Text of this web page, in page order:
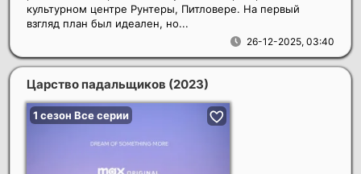
26-12-2025, 03:40
культурном центре Рунтеры, Питловере. На первый
взгляд план был идеален, но...
Царство падальщиков (2023)